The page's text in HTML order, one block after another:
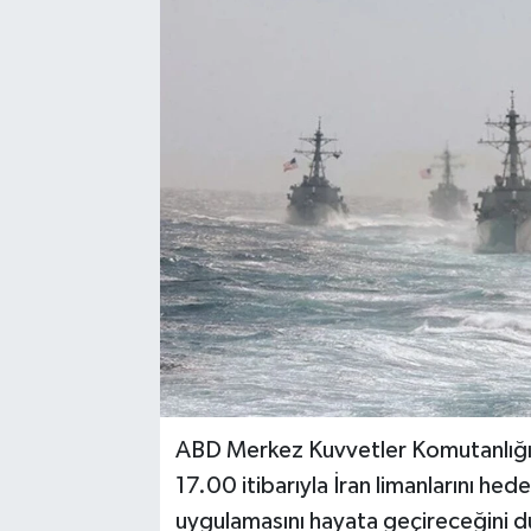
ABD Merkez Kuvvetler
17.00 itibarıyla İran limanlarını
uygulamasını hayata geçireceğini